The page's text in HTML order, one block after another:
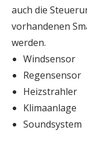
auch die
vorhandenen
werden.
Windsensor
Regensensor
Heizstrahler
Klimaanlage
Soundsystem